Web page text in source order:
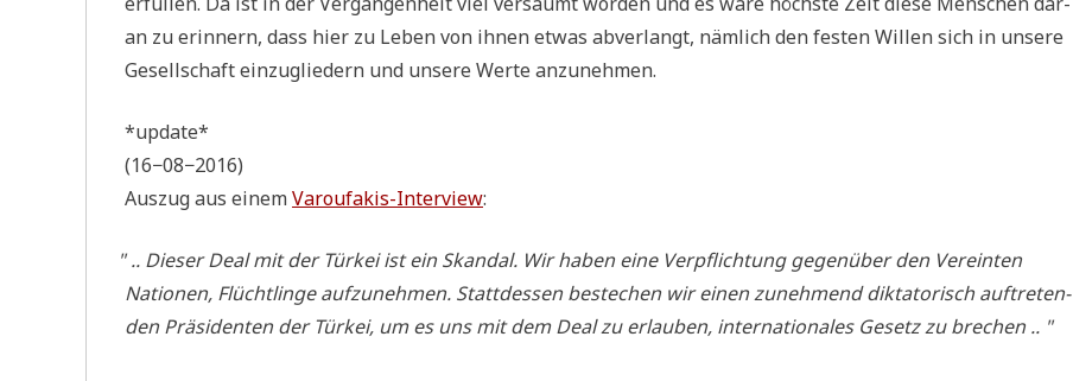
an zu erin­nern, dass hier zu Leben von ihnen etwas abver­langt, näm­lich den festen Wil­len sich in unse­re
Gesell­schaft ein­zu­glie­dern und unse­re Wer­te anzunehmen.
*update*
(16−08−2016)
Aus­zug aus einemVarou­fa­kis-Inter­view:
".. Die­ser Deal mit der Tür­kei ist ein Skan­dal. Wir haben eine Ver­pflich­tung gegen­über den Ver­ein­ten
Natio­nen, Flücht­lin­ge auf­zu­neh­men. Statt­des­sen bestechen wir einen zuneh­mend dik­ta­to­risch auf­tre­ten­
den Prä­si­den­ten der Tür­kei, um es uns mit dem Deal zu erlau­ben, inter­na­tio­na­les Gesetz zu brechen .. "